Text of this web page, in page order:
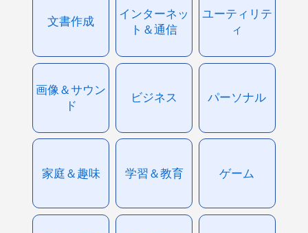
文書作成
インターネッ
ト＆通信
ユーティリテ
ィ
画像＆サウン
ド
ビジネス パーソナル
家庭＆趣味 学習＆教育 ゲーム